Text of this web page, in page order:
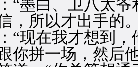
白、卫八太爷
，所以才出手的
在我才想到，
你拼一场，然后